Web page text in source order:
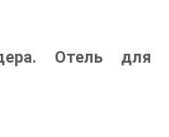
Отель для